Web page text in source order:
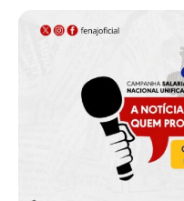
Assinada nova CCT de